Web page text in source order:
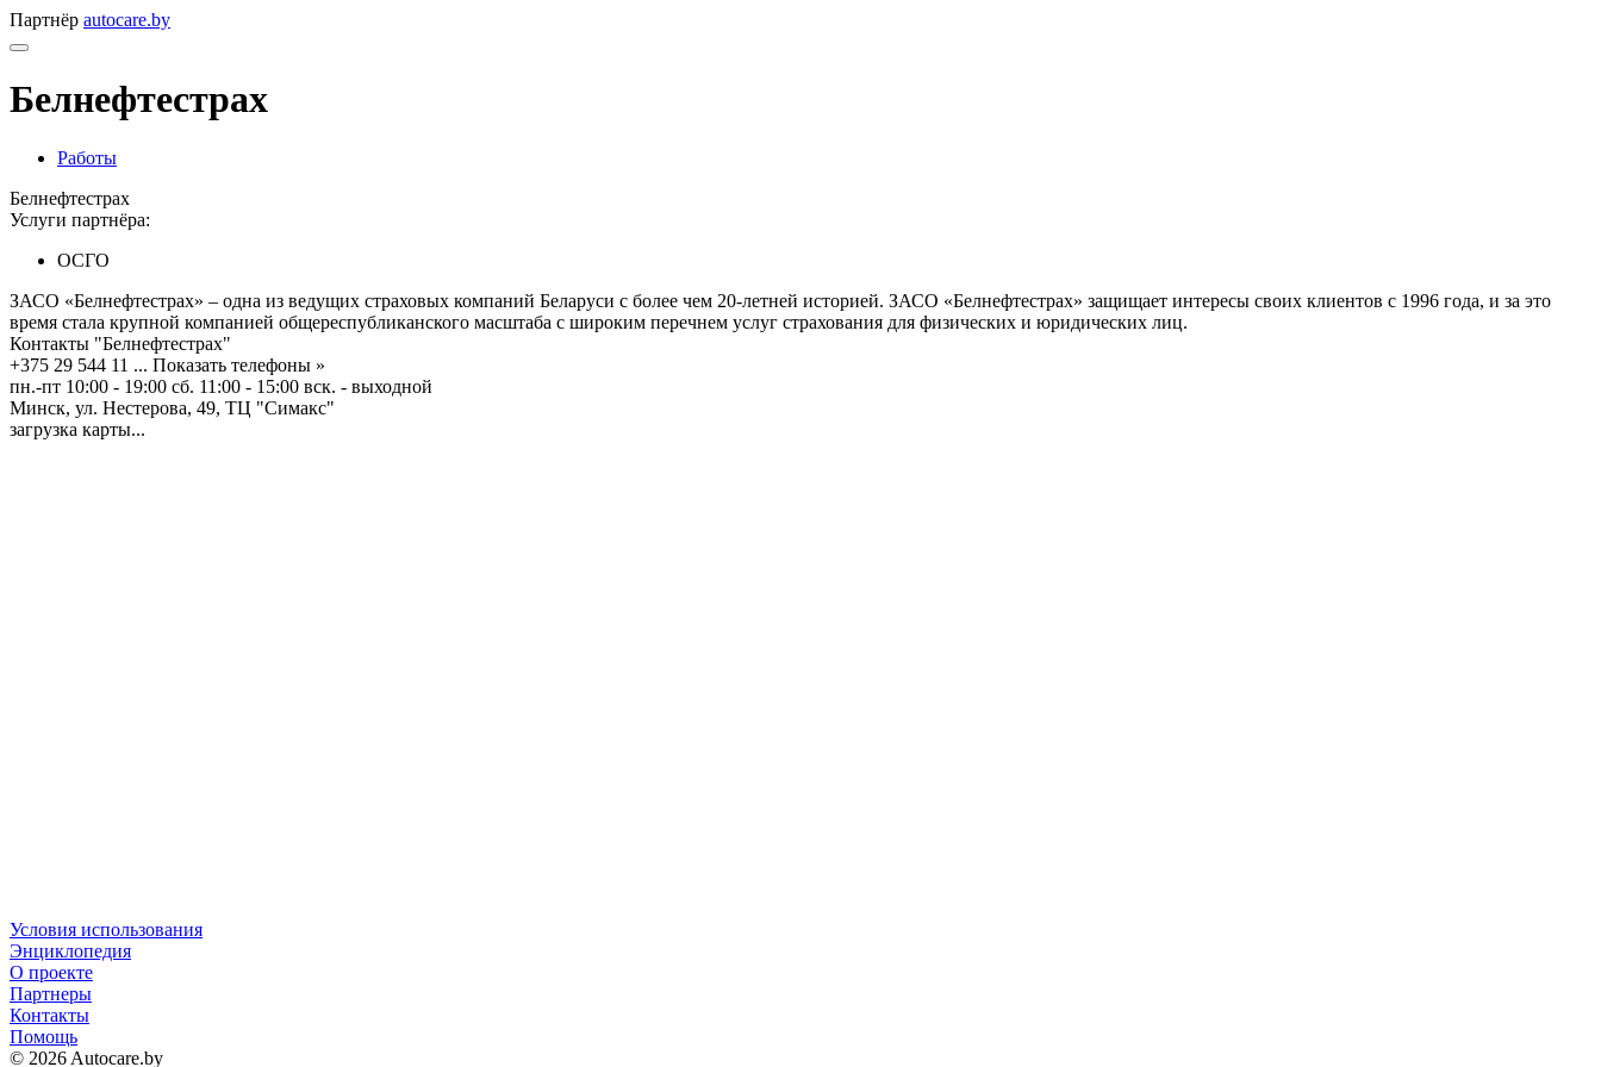
Партнёр autocare.by
Белнефтестрах
Работы
Белнефтестрах
Услуги партнёра:
ОСГО
ЗАСО «Белнефтестрах» – одна из ведущих страховых компаний Беларуси с более чем 20-летней историей. ЗАСО «Белнефтестрах» защищает интересы своих клиентов с 1996 года, и за это
время стала крупной компанией общереспубликанского масштаба с широким перечнем услуг страхования для физических и юридических лиц.
Контакты "Белнефтестрах"
+375 29 544 11 ... Показать телефоны »
пн.-пт 10:00 - 19:00 сб. 11:00 - 15:00 вск. - выходной
Минск, ул. Нестерова, 49, ТЦ "Симакс"
загрузка карты...
Условия использования
Энциклопедия
О проекте
Партнеры
Контакты
Помощь
© 2026 Autocare.by